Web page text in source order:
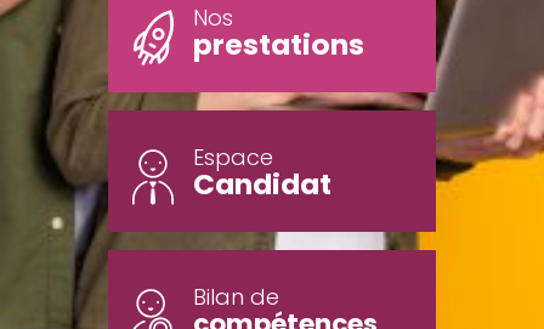
Nos
prestations
Espace
Candidat
Bilan de